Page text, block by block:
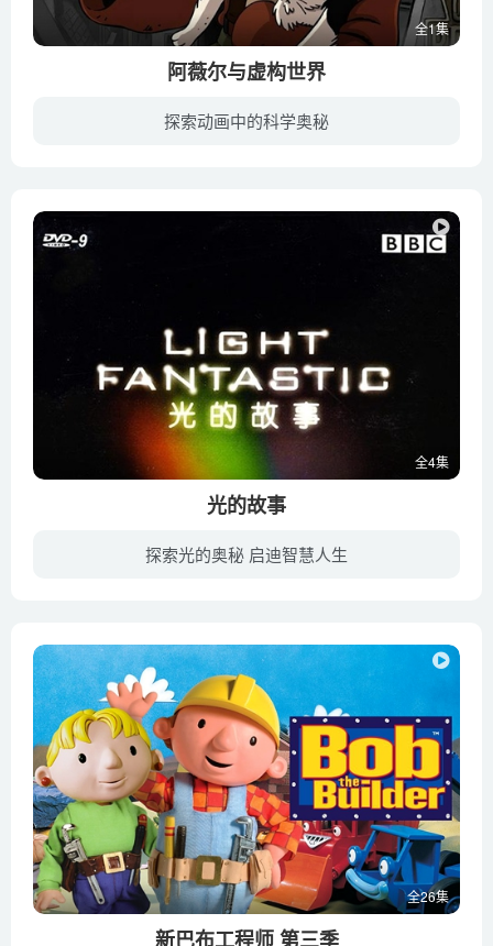
全1集
阿薇尔与虚构世界
探索动画中的科学奥秘
全4集
光的故事
探索光的奥秘 启迪智慧人生
全26集
新巴布工程师 第三季